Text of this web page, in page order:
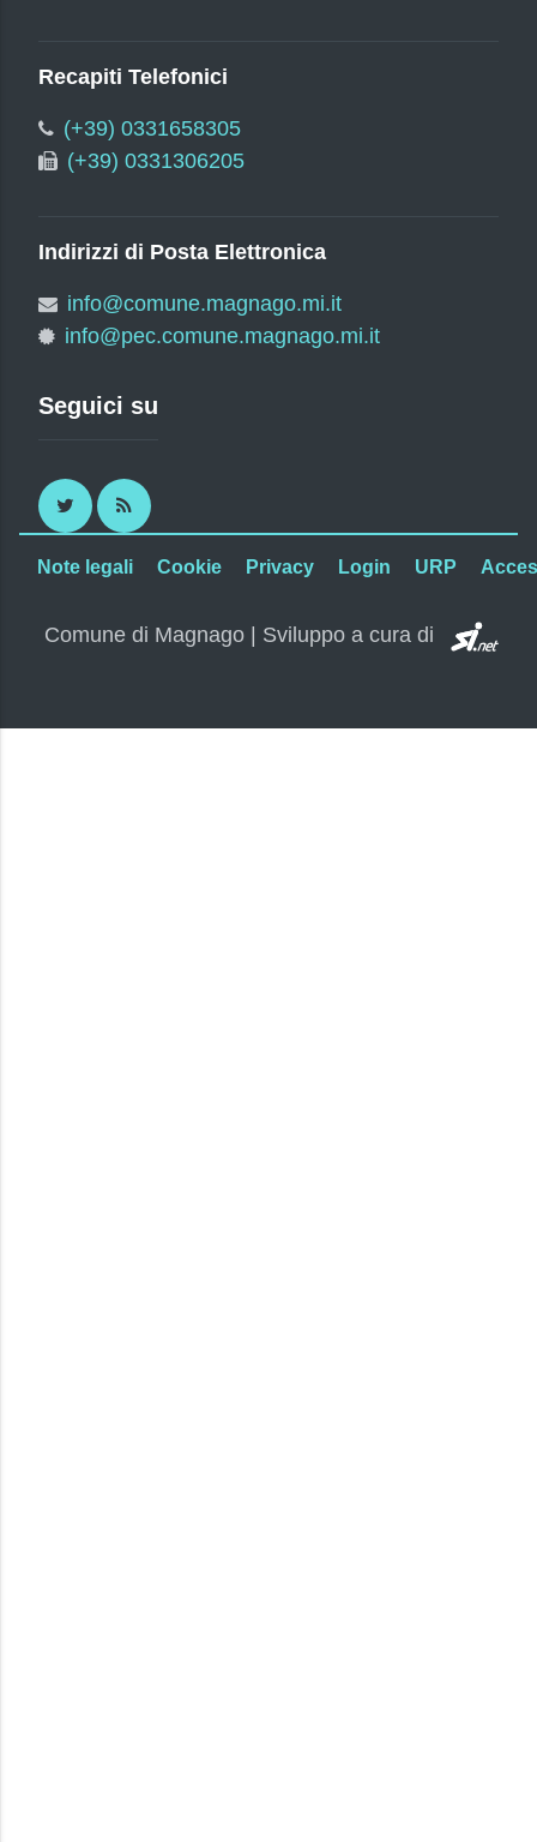
Recapiti Telefonici
(+39) 0331658305
(+39) 0331306205
Indirizzi di Posta Elettronica
info@comune.magnago.mi.it
info@pec.comune.magnago.mi.it
Seguici su
Twitter RSS
Note legali Cookie Privacy Login URP
Comune di Magnago | Sviluppo a cura di